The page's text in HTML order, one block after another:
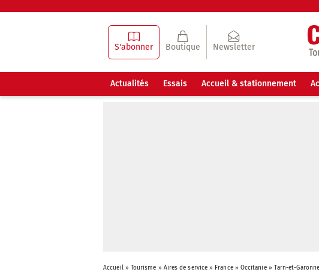
S'abonner Boutique Newsletter
Actualités Essais Accueil & stationnement
Accueil» Tourisme » Aires de service » France» Occitanie» Tarn-et-Garonne